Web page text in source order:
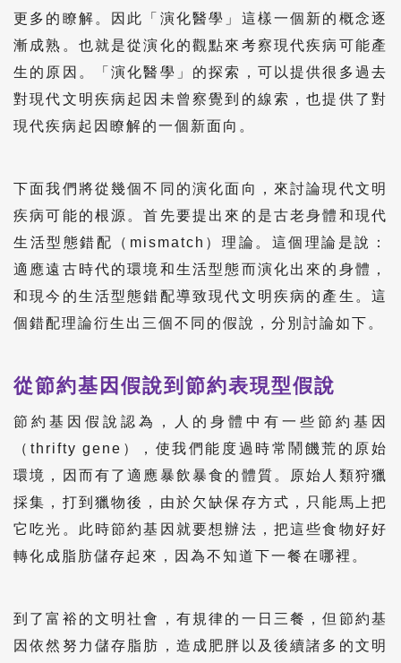
更多的瞭解。因此「演化醫學」這樣一個新的概念逐
漸成熟。也就是從演化的觀點來考察現代疾病可能產
生的原因。「演化醫學」的探索，可以提供很多過去
對現代文明疾病起因未曾察覺到的線索，也提供了對
現代疾病起因瞭解的一個新面向。
下面我們將從幾個不同的演化面向，來討論現代文明
疾病可能的根源。首先要提出來的是古老身體和現代
生活型態錯配（mismatch）理論。這個理論是說：
適應遠古時代的環境和生活型態而演化出來的身體，
和現今的生活型態錯配導致現代文明疾病的產生。這
個錯配理論衍生出三個不同的假說，分別討論如下。
從節約基因假說到節約表現型假說
節約基因假說認為，人的身體中有一些節約基因
（thrifty gene），使我們能度過時常鬧饑荒的原始
環境，因而有了適應暴飲暴食的體質。原始人類狩獵
採集，打到獵物後，由於欠缺保存方式，只能馬上把
它吃光。此時節約基因就要想辦法，把這些食物好好
轉化成脂肪儲存起來，因為不知道下一餐在哪裡。
到了富裕的文明社會，有規律的一日三餐，但節約基
因依然努力儲存脂肪，造成肥胖以及後續諸多的文明